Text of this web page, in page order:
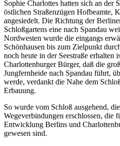
Sophie Charlottes hatten sich an der
östlichen Straßenzügen Hofbeamte,
angesiedelt. Die Richtung der
Schloßgartens eine nach Spandau
Nordwesten wurde die eingangs
Schönhausen bis zum Zielpunkt
noch heute in der Seestraße erhalten
Charlottenburger Bürger, daß die
Jungfernheide nach Spandau führt,
werde, verdankt die Nahe dem
Erbauung.
So wurde vom Schloß ausgehend,
Wegeverbindungen erschlossen, die
Entwicklung Berlins und
gewesen sind.